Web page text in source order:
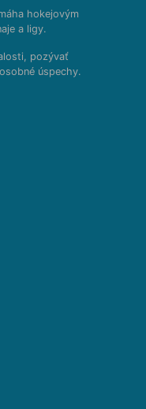
hokejovým
a ligy.
pozývať
úspechy.